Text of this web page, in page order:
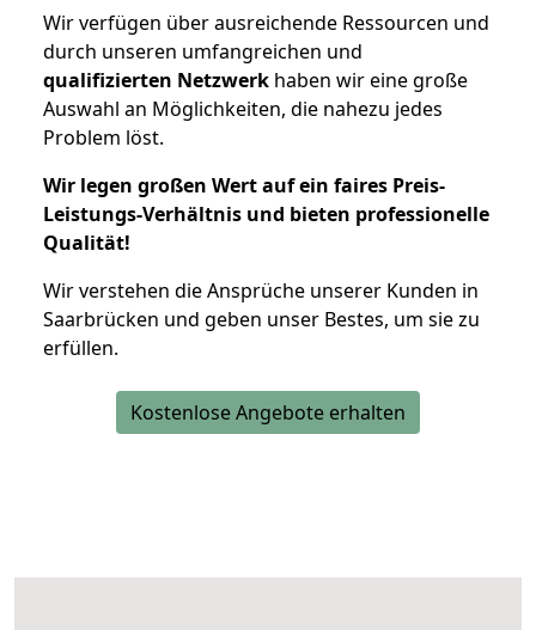
Wir verfügen über ausreichende Ressourcen und
durch unseren umfangreichen und
qualifizierten Netzwerk haben wir eine große
Auswahl an Möglichkeiten, die nahezu jedes
Problem löst.
Wir legen großen Wert auf ein faires Preis-
Leistungs-Verhältnis und bieten professionelle
Qualität!
Wir verstehen die Ansprüche unserer Kunden in
Saarbrücken und geben unser Bestes, um sie zu
erfüllen.
Kostenlose Angebote erhalten